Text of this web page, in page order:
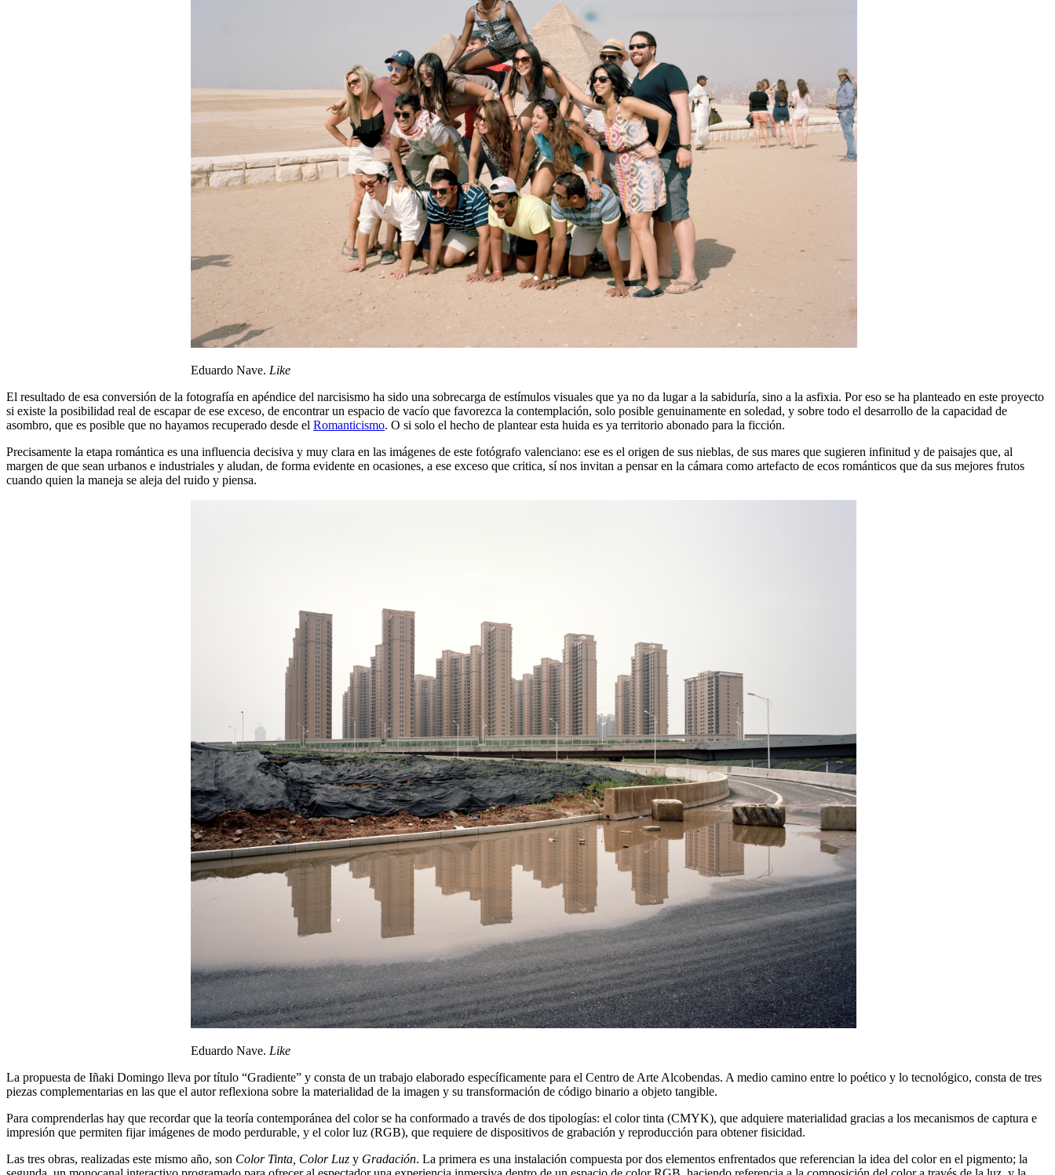
Eduardo Nave. Like
El resultado de esa conversión de la fotografía en apéndice del narcisismo ha sido una sobrecarga de estímulos visuales que ya no da lugar a la sabiduría, sino a la asfixia. Por eso se ha planteado en este proyecto
si existe la posibilidad real de escapar de ese exceso, de encontrar un espacio de vacío que favorezca la contemplación, solo posible genuinamente en soledad, y sobre todo el desarrollo de la capacidad de
asombro, que es posible que no hayamos recuperado desde el Romanticismo. O si solo el hecho de plantear esta huida es ya territorio abonado para la ficción.
Precisamente la etapa romántica es una influencia decisiva y muy clara en las imágenes de este fotógrafo valenciano: ese es el origen de sus nieblas, de sus mares que sugieren infinitud y de paisajes que, al
margen de que sean urbanos e industriales y aludan, de forma evidente en ocasiones, a ese exceso que critica, sí nos invitan a pensar en la cámara como artefacto de ecos románticos que da sus mejores frutos
cuando quien la maneja se aleja del ruido y piensa.
Eduardo Nave. Like
La propuesta de Iñaki Domingo lleva por título “Gradiente” y consta de un trabajo elaborado específicamente para el Centro de Arte Alcobendas. A medio camino entre lo poético y lo tecnológico, consta de tres
piezas complementarias en las que el autor reflexiona sobre la materialidad de la imagen y su transformación de código binario a objeto tangible.
Para comprenderlas hay que recordar que la teoría contemporánea del color se ha conformado a través de dos tipologías: el color tinta (CMYK), que adquiere materialidad gracias a los mecanismos de captura e
impresión que permiten fijar imágenes de modo perdurable, y el color luz (RGB), que requiere de dispositivos de grabación y reproducción para obtener fisicidad.
Las tres obras, realizadas este mismo año, son Color Tinta, Color Luz y Gradación. La primera es una instalación compuesta por dos elementos enfrentados que referencian la idea del color en el pigmento; la